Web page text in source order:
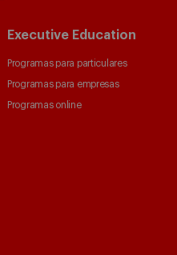
Executive Education
Programas para particulares
Programas para empresas
Programas online